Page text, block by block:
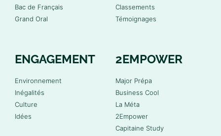
Bac de Français
Grand Oral
Classements
Témoignages
ENGAGEMENT
Environnement
Inégalités
Culture
Idées
2EMPOWER
Major Prépa
Business Cool
La Méta
2Empower
Capitaine Study